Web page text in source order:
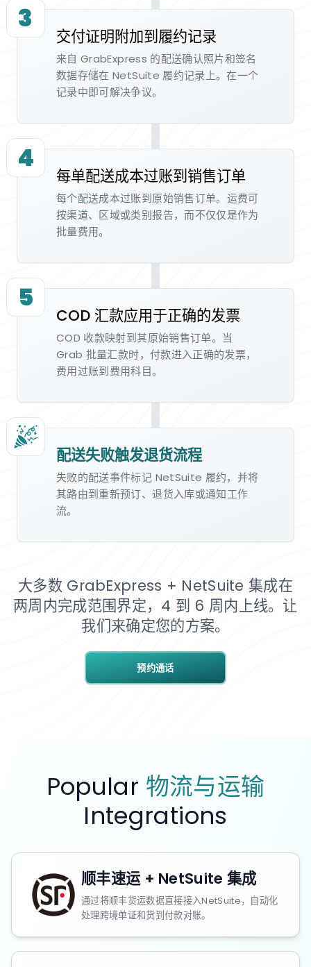
3
交付证明附加到履约记录
来自 GrabExpress 的配送确认照片和签名
数据存储在 NetSuite 履约记录上。在一个
记录中即可解决争议。
4
每单配送成本过账到销售订单
每个配送成本过账到原始销售订单。运费可
按渠道、区域或类别报告，而不仅仅是作为
批量费用。
5
COD 汇款应用于正确的发票
COD 收款映射到其原始销售订单。当
Grab 批量汇款时，付款进入正确的发票，
费用过账到费用科目。
配送失败触发退货流程
失败的配送事件标记 NetSuite 履约，并将
其路由到重新预订、退货入库或通知工作
流。
预约通话
大多数 GrabExpress + NetSuite 集成在
两周内完成范围界定，4 到 6 周内上线。让
我们来确定您的方案。
Popular 物流与运输
Integrations
顺丰速运 + NetSuite 集成
通过将顺丰货运数据直接接入NetSuite，自动化
处理跨境单证和货到付款对账。